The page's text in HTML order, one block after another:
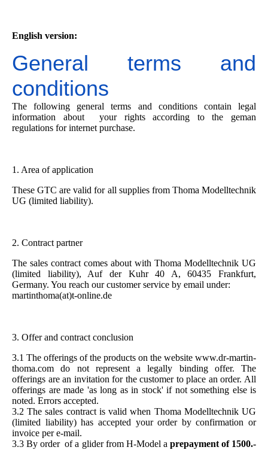
English version:
General terms and
conditions
The following general terms and conditions contain legal
information about your rights according to the geman
regulations for internet purchase.
1. Area of application
These GTC are valid for all supplies from Thoma Modelltechnik
UG (limited liability).
2. Contract partner
The sales contract comes about with Thoma Modelltechnik UG
(limited liability), Auf der Kuhr 40 A, 60435 Frankfurt,
Germany. You reach our customer service by email under:
martinthoma(at)t-online.de
3. Offer and contract conclusion
3.1 The offerings of the products on the website www.dr-martin-
thoma.com do not represent a legally binding offer. The
offerings are an invitation for the customer to place an order. All
offerings are made 'as long as in stock' if not something else is
noted. Errors accepted.
3.2 The sales contract is valid when Thoma Modelltechnik UG
(limited liability) has accepted your order by confirmation or
invoice per e-mail.
3.3 By order of a glider from H-Model a prepayment of 1500.-